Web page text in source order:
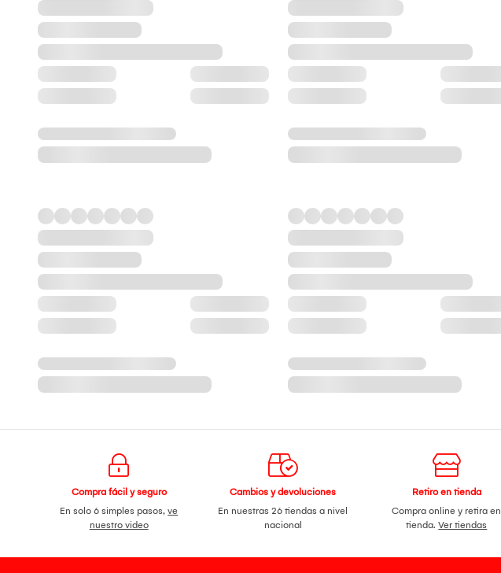
Compra fácil y seguro
En solo 6 simples pasos,ve
nuestro video
Cambios y devoluciones
En nuestras 26 tiendas a nivel
nacional
Retiro en tienda
Compra online y retira en
tienda.Ver tiendas